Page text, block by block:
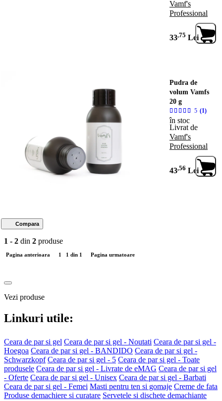
Vamf's
Professional
33,75 Lei
Compara
Pudra de
volum Vamfs
20 g
5 (1)
în stoc
Livrat de
Vamf's
Professional
43,56 Lei
1 - 2 din 2 produse
Pagina anterioara 1 1 din 1 Pagina urmatoare
Vezi produse
Linkuri utile:
Ceara de par si gel Ceara de par si gel - Noutati Ceara de par si gel -
Hoegoa Ceara de par si gel - BANDIDO Ceara de par si gel -
Schwarzkopf Ceara de par si gel - 5 Ceara de par si gel - Toate
produsele Ceara de par si gel - Livrate de eMAG Ceara de par si gel
- Oferte Ceara de par si gel - Unisex Ceara de par si gel - Barbati
Ceara de par si gel - Femei Masti pentru ten si gomaje Creme de fata
Produse demachiere si curatare Servetele si dischete demachiante